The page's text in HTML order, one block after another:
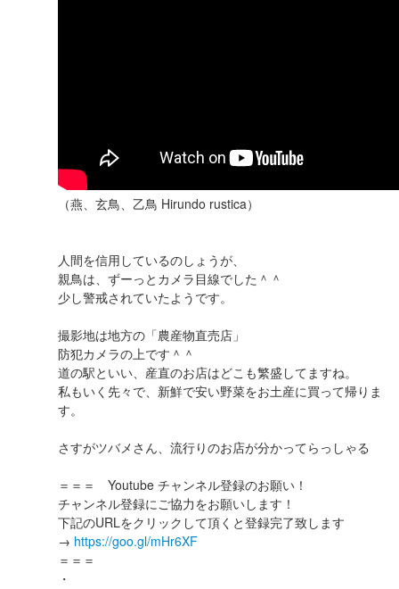
（燕、玄鳥、乙鳥 Hirundo rustica）
人間を信用しているのしょうが、
親鳥は、ずーっとカメラ目線でした＾＾
少し警戒されていたようです。
撮影地は地方の「農産物直売店」
防犯カメラの上です＾＾
道の駅といい、産直のお店はどこも繁盛してますね。
私もいく先々で、新鮮で安い野菜をお土産に買って帰りま
す。
さすがツバメさん、流行りのお店が分かってらっしゃる
＝＝＝ Youtube チャンネル登録のお願い！
チャンネル登録にご協力をお願いします！
下記のURLをクリックして頂くと登録完了致します
→ https://goo.gl/mHr6XF
＝＝＝
・